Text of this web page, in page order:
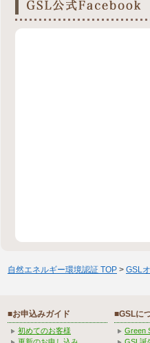
自然エネルギー環境認証 TOP > GSL
■お申込みガイド
初めてのお客様
■GSLに
Green